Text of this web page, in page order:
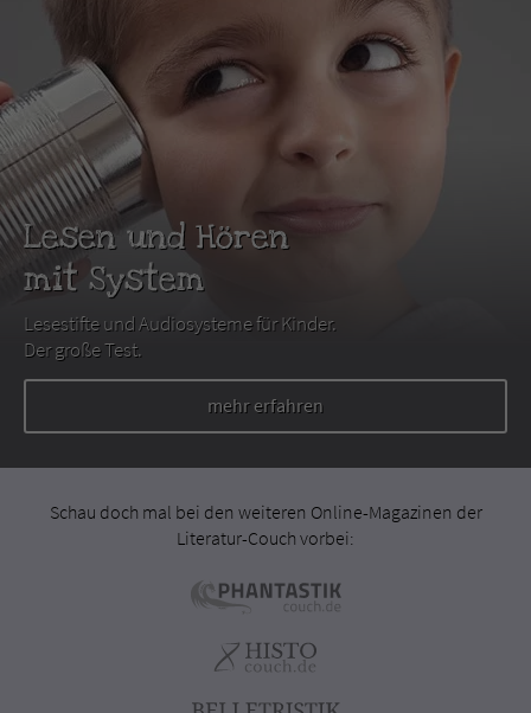
Lesen und Hören
mit System
Lesestifte und Audiosysteme für Kinder.
Der große Test.
mehr erfahren
Schau doch mal bei den weiteren Online-Magazinen der
Literatur-Couch vorbei: